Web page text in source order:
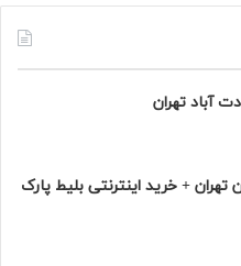
آباد تهران
تهران + خرید اینترنتی بلیط پارک